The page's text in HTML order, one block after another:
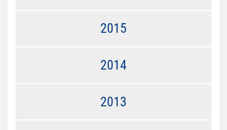
2015
2014
2013